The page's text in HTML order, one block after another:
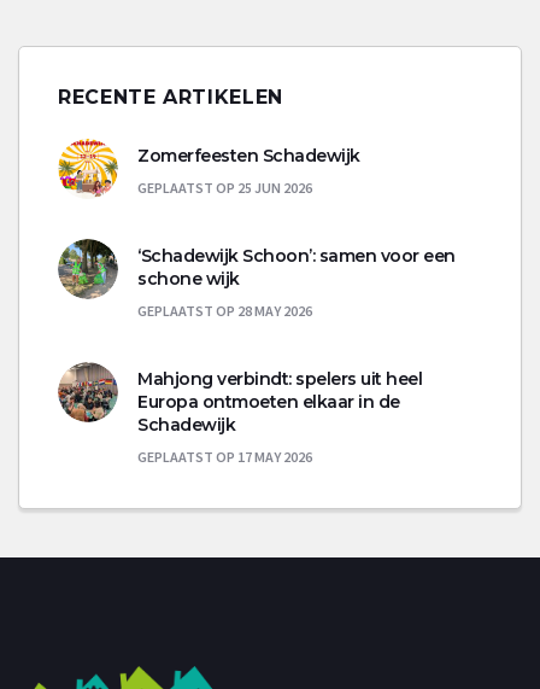
RECENTE ARTIKELEN
Zomerfeesten Schadewijk
GEPLAATST OP 25 JUN 2026
‘Schadewijk Schoon’: samen voor een
schone wijk
GEPLAATST OP 28 MAY 2026
Mahjong verbindt: spelers uit heel
Europa ontmoeten elkaar in de
Schadewijk
GEPLAATST OP 17 MAY 2026